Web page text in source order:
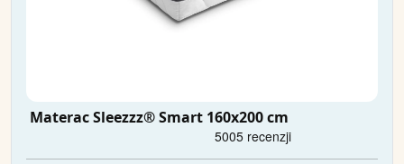
Materac Sleezzz® Smart 160x200 cm